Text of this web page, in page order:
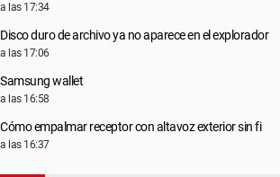
a las 17:34
Disco duro de archivo ya no aparece en el explorador
a las 17:06
Samsung wallet
a las 16:58
Cómo empalmar receptor con altavoz exterior sin fi
a las 16:37